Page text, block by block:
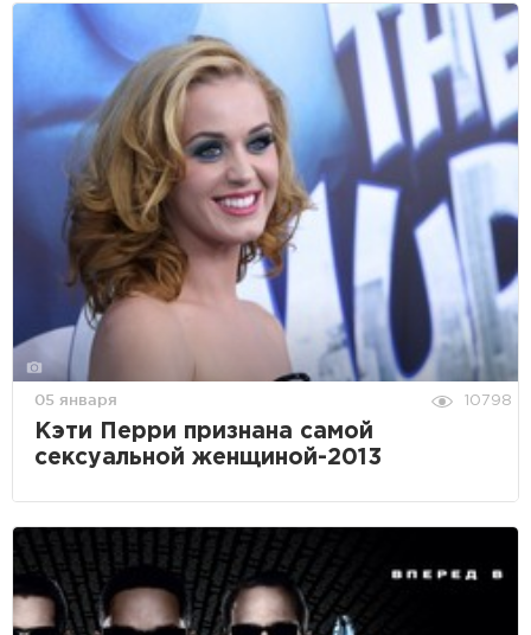
05 января 10798
Кэти Перри признана самой
сексуальной женщиной-2013